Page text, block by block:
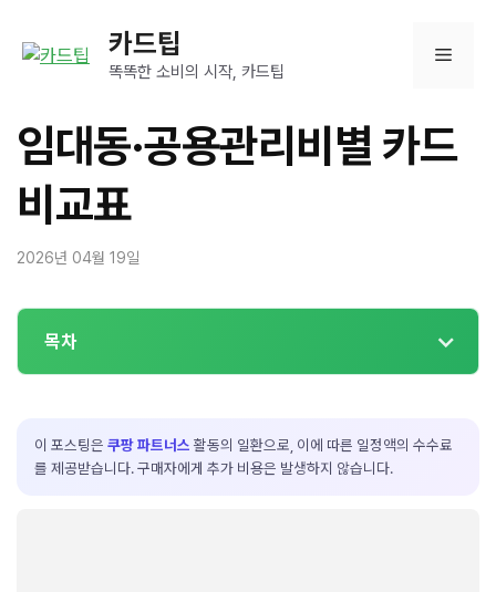
카드팁
똑똑한 소비의 시작, 카드팁
메
임대동·공용관리비별 카드
비교표
2026년 04월 19일
목차
이 포스팅은 쿠팡 파트너스 활동의 일환으로, 이에 따른 일정액의 수수료
를 제공받습니다. 구매자에게 추가 비용은 발생하지 않습니다.